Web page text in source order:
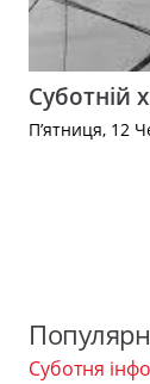
Суботній
П’ятниця, 12
Суботня